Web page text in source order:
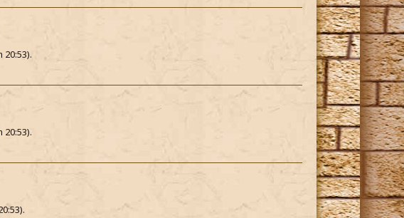
20:53).
20:53).
).